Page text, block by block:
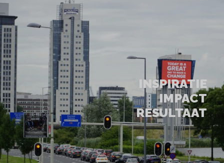
INSPIRATIE
IMPACT
RESULTAAT